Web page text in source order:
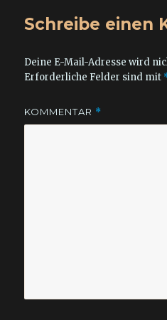
Schreibe einen
Deine E-Mail-Adresse wird
Erforderliche Felder sind mit
KOMMENTAR *